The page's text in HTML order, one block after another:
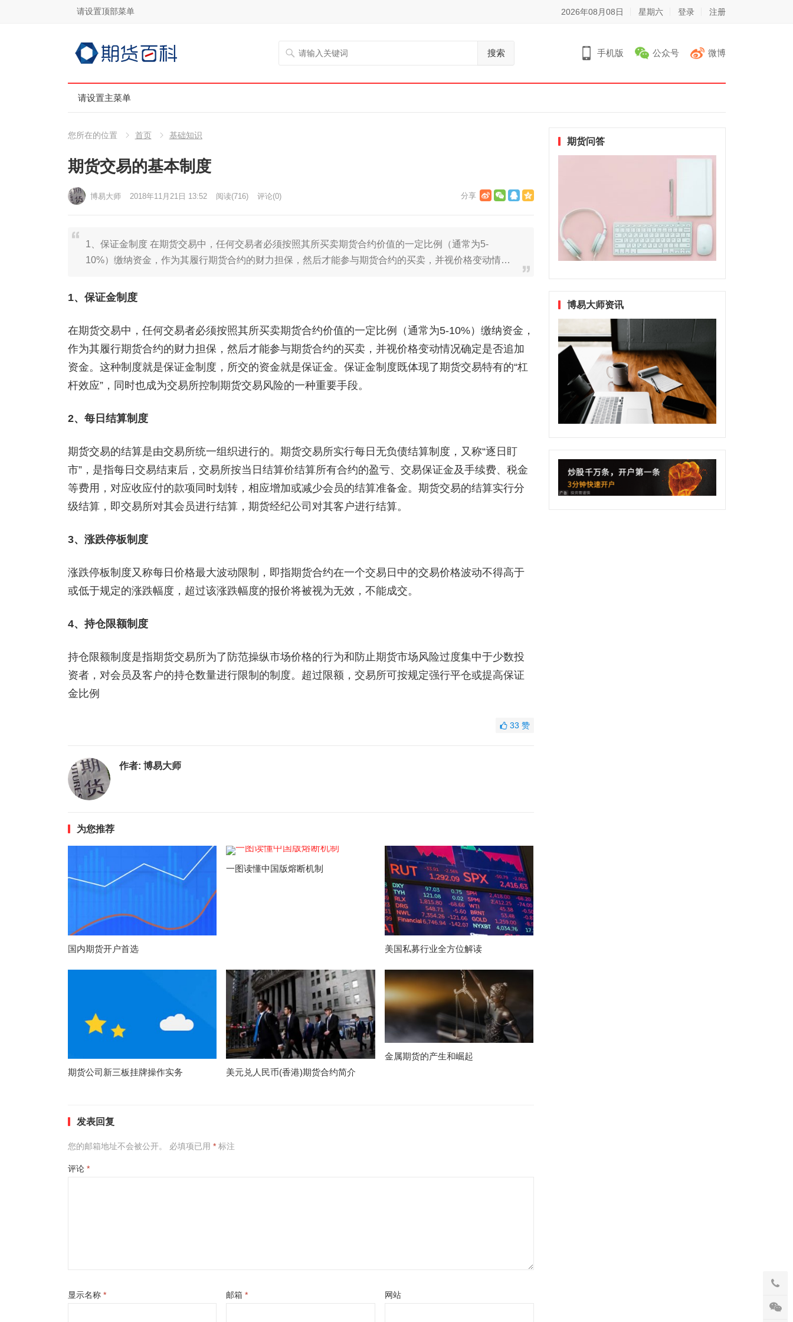
请设置顶部菜单 2026年08月08日 星期六 登录 注册
搜索 手机版 公众号 微博
请设置主菜单
您所在的位置 首页 基础知识
期货交易的基本制度
博易大师 2018年11月21日 13:52 阅读(716) 评论(0)
1、保证金制度 在期货交易中，任何交易者必须按照其所买卖期货合约价值的一定比例（通常为5-
10%）缴纳资金，作为其履行期货合约的财力担保，然后才能参与期货合约的买卖，并视价格变动情…
1、保证金制度
在期货交易中，任何交易者必须按照其所买卖期货合约价值的一定比例（通常为5-10%）缴纳资金，
作为其履行期货合约的财力担保，然后才能参与期货合约的买卖，并视价格变动情况确定是否追加
资金。这种制度就是保证金制度，所交的资金就是保证金。保证金制度既体现了期货交易特有的“杠
杆效应”，同时也成为交易所控制期货交易风险的一种重要手段。
2、每日结算制度
期货交易的结算是由交易所统一组织进行的。期货交易所实行每日无负债结算制度，又称“逐日盯
市”，是指每日交易结束后，交易所按当日结算价结算所有合约的盈亏、交易保证金及手续费、税金
等费用，对应收应付的款项同时划转，相应增加或减少会员的结算准备金。期货交易的结算实行分
级结算，即交易所对其会员进行结算，期货经纪公司对其客户进行结算。
3、涨跌停板制度
涨跌停板制度又称每日价格最大波动限制，即指期货合约在一个交易日中的交易价格波动不得高于
或低于规定的涨跌幅度，超过该涨跌幅度的报价将被视为无效，不能成交。
4、持仓限额制度
持仓限额制度是指期货交易所为了防范操纵市场价格的行为和防止期货市场风险过度集中于少数投
资者，对会员及客户的持仓数量进行限制的制度。超过限额，交易所可按规定强行平仓或提高保证
金比例
33 赞
作者: 博易大师
为您推荐
国内期货开户首选
一图读懂中国版熔断机制
美国私募行业全方位解读
期货公司新三板挂牌操作实务 美元兑人民币(香港)期货合约简介
金属期货的产生和崛起
发表回复
您的邮箱地址不会被公开。 必填项已用 *标注
评论 *
显示名称 * 邮箱* 网站
期货问答
博易大师资讯